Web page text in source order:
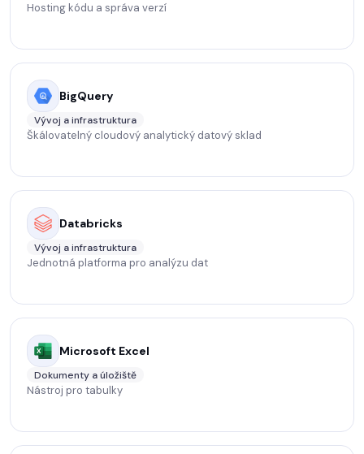
Hosting kódu a správa verzí
BigQuery
Vývoj a infrastruktura
Škálovatelný cloudový analytický datový sklad
Databricks
Vývoj a infrastruktura
Jednotná platforma pro analýzu dat
Microsoft Excel
Dokumenty a úložiště
Nástroj pro tabulky